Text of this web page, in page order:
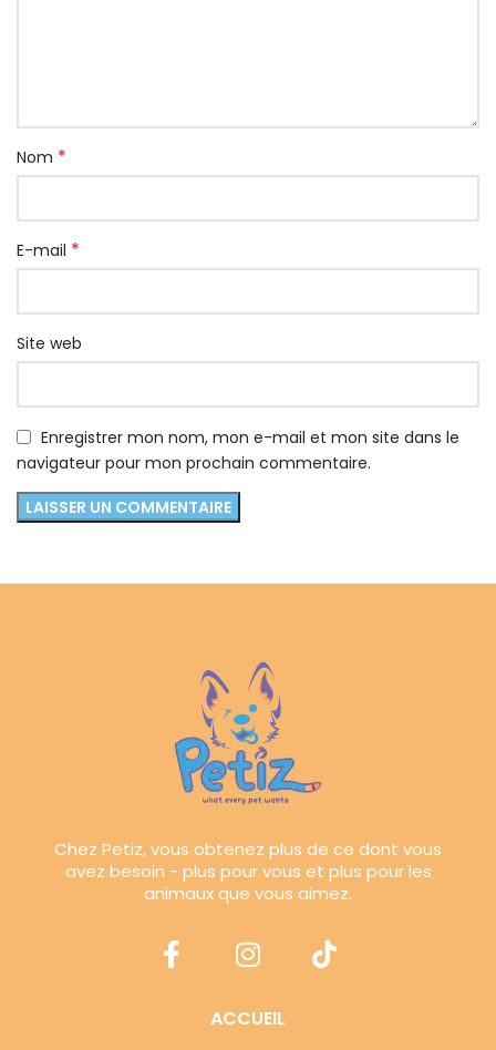
Nom *
E-mail *
Site web
Enregistrer mon nom, mon e-mail et mon site dans le
navigateur pour mon prochain commentaire.
Chez Petiz, vous obtenez plus de ce dont vous
avez besoin - plus pour vous et plus pour les
animaux que vous aimez.
ACCUEIL